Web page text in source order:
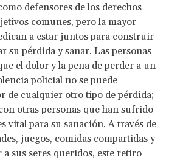
defensores de los derechos
comunes, pero la mayor
a estar juntos para construir
su pérdida y sanar. Las personas
el dolor y la pena de perder a un
policial no se puede
de cualquier otro tipo de pérdida;
otras personas que han sufrido
vital para su sanación. A través de
juegos, comidas compartidas y
sus seres queridos, este retiro